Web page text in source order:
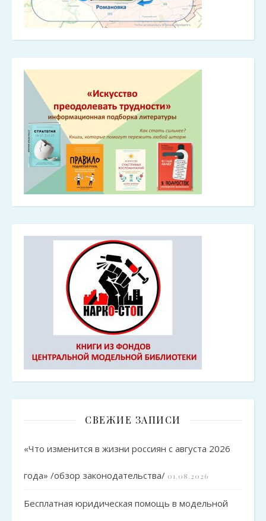
СВЕЖИЕ ЗАПИСИ
«Что изменится в жизни россиян с августа 2026
года» /обзор законодательства/ 01.08.2026
Бесплатная юридическая помощь в модельной